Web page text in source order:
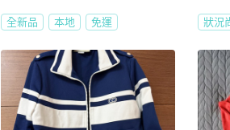
全新品 本地 免運 狀況